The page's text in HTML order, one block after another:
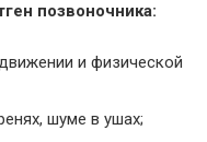
позвоночника:
и физической
шуме в ушах;